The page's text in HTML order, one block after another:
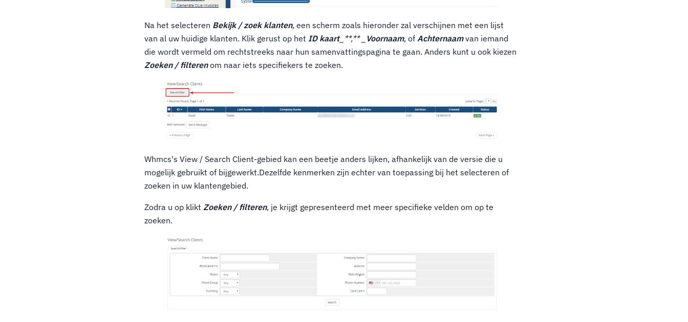
Na het selecteren Bekijk / zoek klanten, een scherm zoals hieronder zal verschijnen met een lijst
van al uw huidige klanten. Klik gerust op het ID kaart_**,** _ Voornaam, of Achternaamvan iemand
die wordt vermeld om rechtstreeks naar hun samenvattingspagina te gaan. Anders kunt u ook kiezen
Zoeken / filterenom naar iets specifiekers te zoeken.
Whmcs's View / Search Client-gebied kan een beetje anders lijken, afhankelijk van de versie die u
mogelijk gebruikt of bijgewerkt.Dezelfde kenmerken zijn echter van toepassing bij het selecteren of
zoeken in uw klantengebied.
Zodra u op kliktZoeken / filteren, je krijgt gepresenteerd met meer specifieke velden om op te
zoeken.